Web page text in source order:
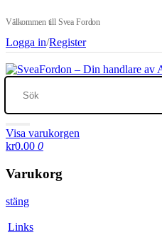
Välkommen till Svea Fordon
Logga in/Register
Visa varukorgen
kr0.00 0
Varukorg
stäng
Links